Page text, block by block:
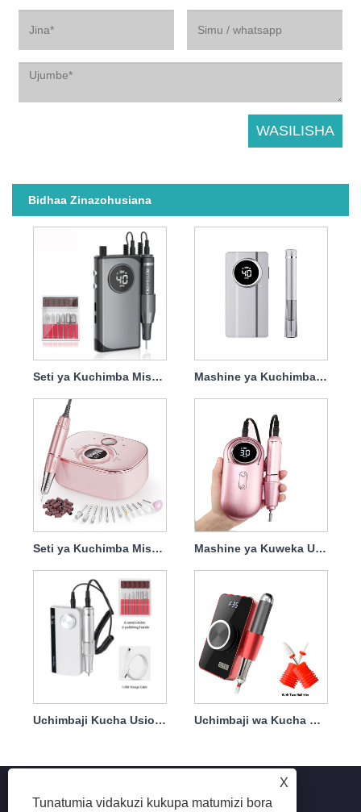
Bidhaa Zinazohusiana
Seti ya Kuchimba Misumari isiyo na waya Inayoweza Kuchajiwa tena 45w 40000rpm Mashine ya Kuchimba Misumari Isiyo na waya Inayoweza Kuchajiwa Yenye Nguvu 45w 40000rpm
Seti ya Kuchimba Misumari Inayoweza Kuchaji tena yenye Kiganja chenye Nguvu 45w 35000rpm Mashine ya Kuweka Uchimbaji Misumari Inayoweza Kuchajiwa 45w 35000rpm
Uchimbaji Kucha Usio na Wala Unayoweza Kuchajiwa Umewekwa Karibu Nami USB 45w 35000rpm Uchimbaji wa Kucha Uwezao Kuchajiwa tena Ulioweka Kuchagilia kwenye Vidole vya vidole 35w 35000rpm
X
Tunatumia vidakuzi kukupa matumizi bora